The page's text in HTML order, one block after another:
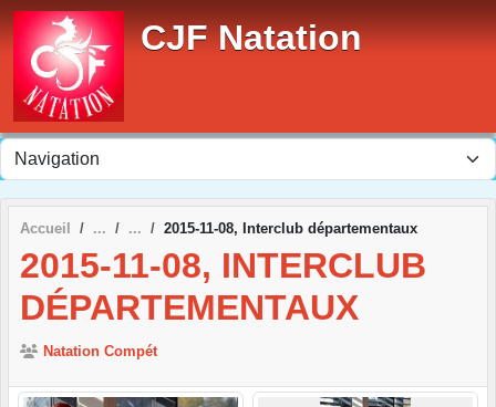
CJF Natation
Accueil 2015-11-08, Interclub départementaux
2015-11-08, INTERCLUB
DÉPARTEMENTAUX
Natation Compét
Panneau de gestion des cookies